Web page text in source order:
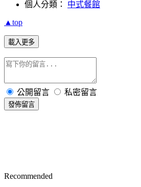
個人分類： 中式餐館
▲top
載入更多
公開留言 私密留言
發佈留言
Recommended